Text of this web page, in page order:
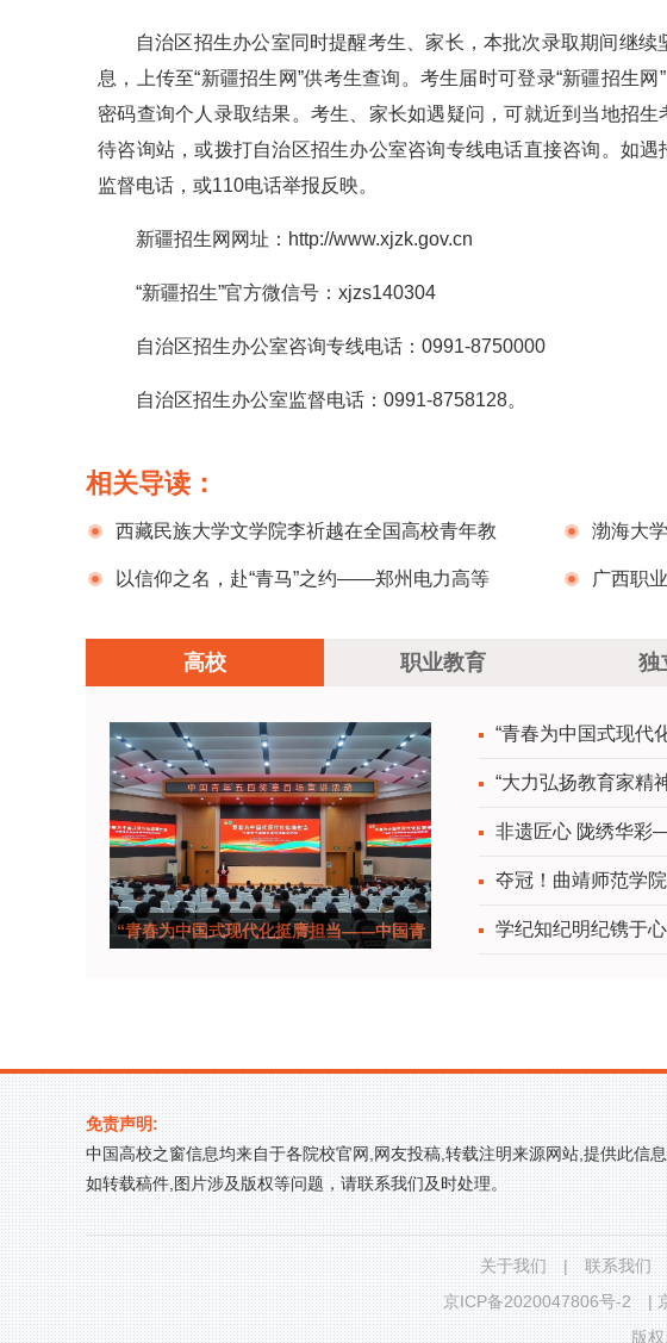
自治区招生办公室同时提醒考生、家长，本批次录取期间继
息，上传至“新疆招生网”供考生查询。考生届时可登录“新疆招生
密码查询个人录取结果。考生、家长如遇疑问，可就近到当地招
待咨询站，或拨打自治区招生办公室咨询专线电话直接咨询。如
监督电话，或110电话举报反映。
新疆招生网网址：http://www.xjzk.gov.cn
“新疆招生”官方微信号：xjzs140304
自治区招生办公室咨询专线电话：0991-8750000
自治区招生办公室监督电话：0991-8758128。
相关导读：
西藏民族大学文学院李祈越在全国高校青年教
师教学竞赛决赛中荣获三等奖
渤海大
竞赛中荣获
以信仰之名，赴“青马”之约——郑州电力高等
主义者培养工程”高校培训班
广西职
高校 职业教育 独
“青春为中国式现代化挺膺担当——中国青
“青春为中国式现
“大力弘扬教育家精
非遗匠心 陇绣华彩
夺冠！曲靖师范学
学纪知纪明纪镌于
免责声明:
中国高校之窗信息均来自于各院校官网,网友投稿,转载注明来源网站,提供此信
如转载稿件,图片涉及版权等问题，请联系我们及时处理。
关于我们 | 联系我们
京ICP备2020047806号-2
|
版